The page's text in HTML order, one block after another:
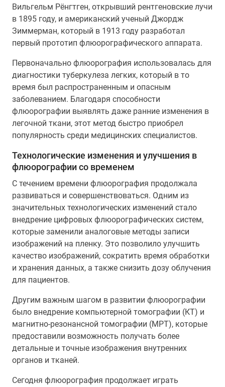
Вильгельм Рёнгтген, открывший рентгеновские лучи
в 1895 году, и американский ученый Джордж
Зиммерман, который в 1913 году разработал
первый прототип флюорографического аппарата.
Первоначально флюорография использовалась для
диагностики туберкулеза легких, который в то
время был распространенным и опасным
заболеванием. Благодаря способности
флюорографии выявлять даже ранние изменения в
легочной ткани, этот метод быстро приобрел
популярность среди медицинских специалистов.
Технологические изменения и улучшения в
флюорографии со временем
С течением времени флюорография продолжала
развиваться и совершенствоваться. Одним из
значительных технологических изменений стало
внедрение цифровых флюорографических систем,
которые заменили аналоговые методы записи
изображений на пленку. Это позволило улучшить
качество изображений, сократить время обработки
и хранения данных, а также снизить дозу облучения
для пациентов.
Другим важным шагом в развитии флюорографии
было внедрение компьютерной томографии (КТ) и
магнитно-резонансной томографии (МРТ), которые
предоставили возможность получать более
детальные и точные изображения внутренних
органов и тканей.
Сегодня флюорография продолжает играть